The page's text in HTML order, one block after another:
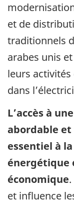
et de
traditionnels
arabes unis
leurs
dans
L’accès à
abordable
essentiel à
énergétique
économique
et influence